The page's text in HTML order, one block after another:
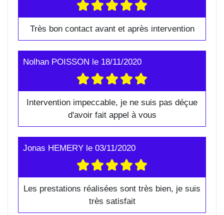
Très bon contact avant et après intervention
Nolhan POISSON le 18/11/2020
Intervention impeccable, je ne suis pas déçue
d'avoir fait appel à vous
Jonas HEMERY le 03/11/2020
Les prestations réalisées sont très bien, je suis
très satisfait